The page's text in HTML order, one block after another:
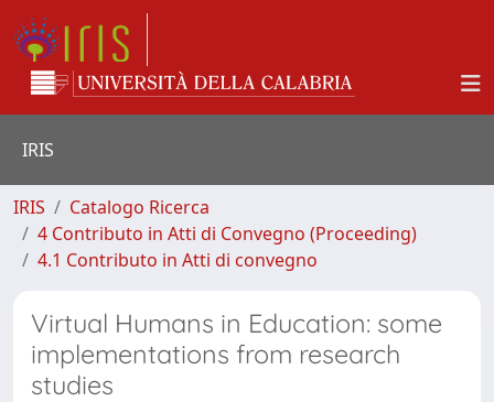
IRIS
IRIS
Catalogo Ricerca
4 Contributo in Atti di Convegno (Proceeding)
4.1 Contributo in Atti di convegno
Virtual Humans in Education: some
implementations from research
studies